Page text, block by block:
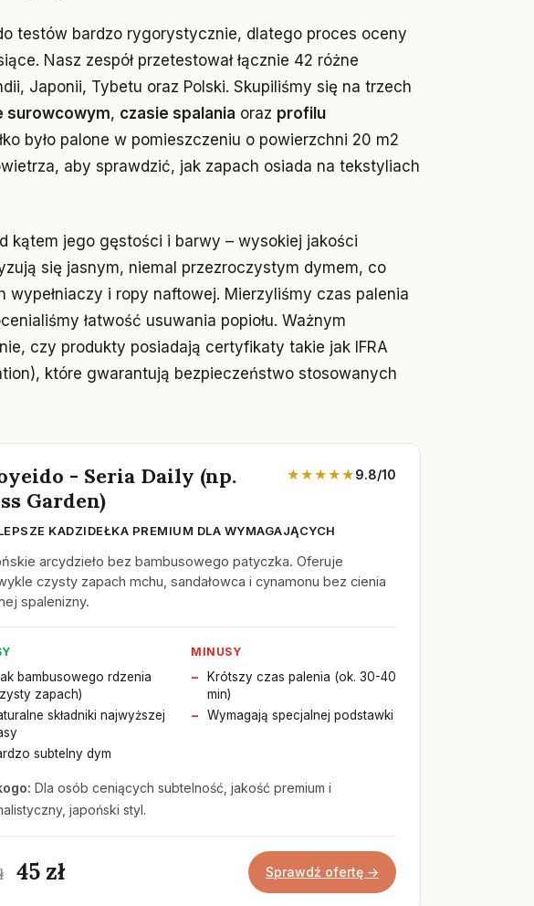
testów bardzo rygorystycznie, dlatego proces oceny
Nasz zespół przetestował łącznie 42 różne
Japonii, Tybetu oraz Polski. Skupiliśmy się na trzech
surowcowym, czasie spalania oraz profilu
było palone w pomieszczeniu o powierzchni 20 m2
aby sprawdzić, jak zapach osiada na tekstyliach
kątem jego gęstości i barwy – wysokiej jakości
się jasnym, niemal przezroczystym dymem, co
i ropy naftowej. Mierzyliśmy czas palenia
łatwość usuwania popiołu. Ważnym
czy produkty posiadają certyfikaty takie jak IFRA
które gwarantują bezpieczeństwo stosowanych
- Seria Daily (np.
Garden)
★★★★★9.8/10
KADZIDEŁKA PREMIUM DLA WYMAGAJĄCYCH
arcydzieło bez bambusowego patyczka. Oferuje
czysty zapach mchu, sandałowca i cynamonu bez cienia
spalenizny.
bambusowego rdzenia
zapach)
składniki najwyższej
subtelny dym
MINUSY
Krótszy czas palenia (ok. 30-40
min)
Wymagają specjalnej podstawki
Dla osób ceniących subtelność, jakość premium i
japoński styl.
45 zł Sprawdź ofertę →